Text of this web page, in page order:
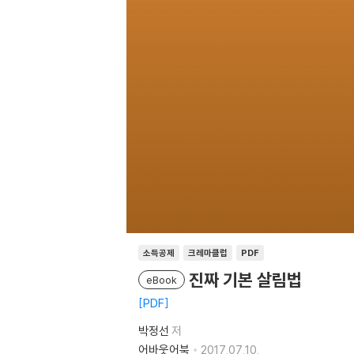
소득공제 크레마클럽 PDF
eBook 진짜 기본 살림법
PDF
박정선 저
어바웃어북
2017.07.10.